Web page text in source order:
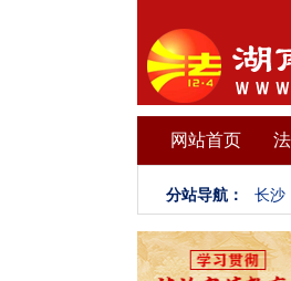
网站首页
分站导航： 长沙